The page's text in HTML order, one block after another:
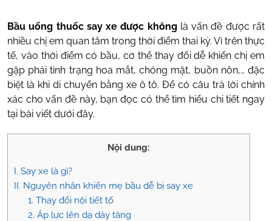
Tác Giả: Nguyễn Thị Hiền Tham vấn y khoa: Dược sĩ Vũ
Thị Hậu
Bầu uống thuốc say xe được khônglà vấn đề được rất
nhiều chị em quan tâm trong thời điểm thai kỳ. Vì trên thực
tế, vào thời điểm có bầu, cơ thể thay đổi dễ khiến chị em
gặp phải tình trạng hoa mắt, chóng mặt, buồn nôn,… đặc
biệt là khi di chuyển bằng xe ô tô. Để có câu trả lời chính
xác cho vấn đề này, bạn đọc có thể tìm hiểu chi tiết ngay
tại bài viết dưới đây.
Nội dung:
I. Say xe là gì?
II. Nguyên nhân khiến mẹ bầu dễ bị say xe
1. Thay đổi nội tiết tố
2. Áp lực lên dạ dày tăng